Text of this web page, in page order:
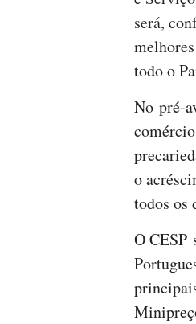
será,
todo o
No pré-
o
todos os
O CESP